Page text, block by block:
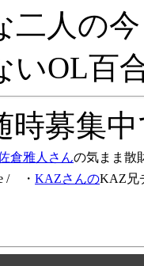
二人の
いOL百
募集
倉雅人さんの気まま散
/ ・ KAZさんのKAZ兄